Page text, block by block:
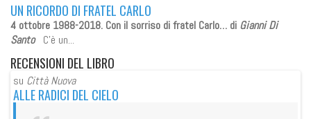
UN RICORDO DI FRATEL CARLO
4 ottobre 1988-2018. Con il sorriso di fratel Carlo… di Gianni Di
SantoC’è un...
RECENSIONI DEL LIBRO
su Città Nuova
ALLE RADICI DEL CIELO